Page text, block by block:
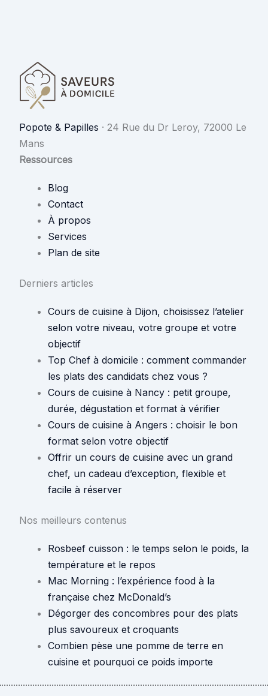
Popote & Papilles · 24 Rue du Dr Leroy, 72000 Le
Mans
Ressources
Blog
Contact
À propos
Services
Plan de site
Derniers articles
Cours de cuisine à Dijon, choisissez l’atelier
selon votre niveau, votre groupe et votre
objectif
Top Chef à domicile : comment commander
les plats des candidats chez vous ?
Cours de cuisine à Nancy : petit groupe,
durée, dégustation et format à vérifier
Cours de cuisine à Angers : choisir le bon
format selon votre objectif
Offrir un cours de cuisine avec un grand
chef, un cadeau d’exception, flexible et
facile à réserver
Nos meilleurs contenus
Rosbeef cuisson : le temps selon le poids, la
température et le repos
Mac Morning : l’expérience food à la
française chez McDonald’s
Dégorger des concombres pour des plats
plus savoureux et croquants
Combien pèse une pomme de terre en
cuisine et pourquoi ce poids importe